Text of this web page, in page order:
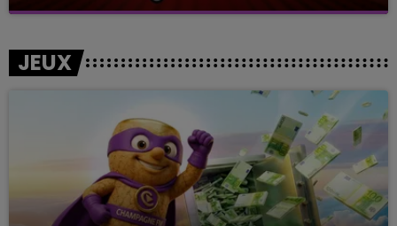
Toute la journée sur Champagne FM
JEUX